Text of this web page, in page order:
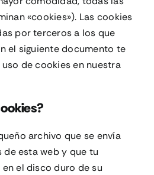
«cookies»). Las cookies
por terceros a los que
el siguiente documento te
de cookies en nuestra
archivo que se envía
de esta web y que tu
el disco duro de su